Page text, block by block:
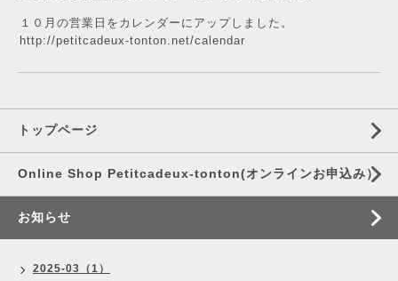
１０月の営業日をカレンダーにアップしました。
http://petitcadeux-tonton.net/calendar
トップページ
Online Shop Petitcadeux-tonton(オンラインお申込み）
お知らせ
2025-03（1）